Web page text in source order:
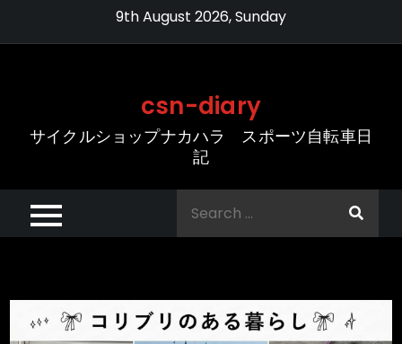
9th August 2026, Sunday
csn-diary
サイクルショップナカハラ スポーツ自転車日
記